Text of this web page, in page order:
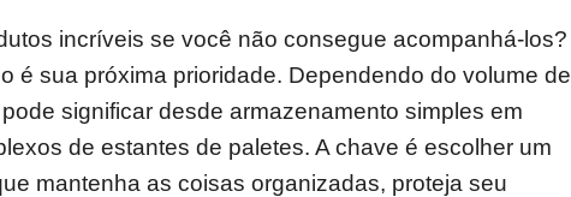
incríveis se você não consegue acompanhá-los?
é sua próxima prioridade. Dependendo do volume de
significar desde armazenamento simples em
de estantes de paletes. A chave é escolher um
mantenha as coisas organizadas, proteja seu